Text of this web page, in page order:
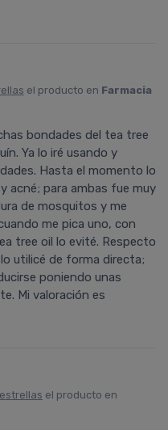
el producto en Farmacia
bondades del tea tree
Ya lo iré usando y
Hasta el momento lo
acné; para ambas fue muy
de mosquitos y me
me pica uno, con
tree oil lo evité. Respecto
utilicé de forma directa;
poniendo unas
Mi valoración es
el producto en